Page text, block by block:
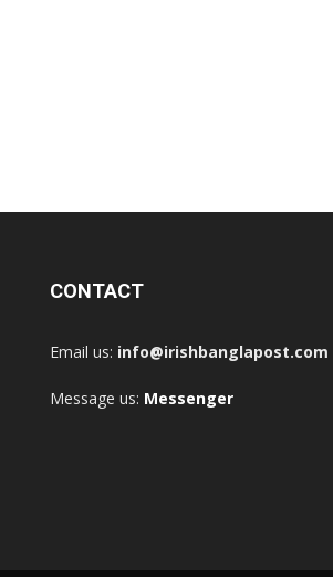
CONTACT
Email us: info@irishbanglapost.com
Message us: Messenger